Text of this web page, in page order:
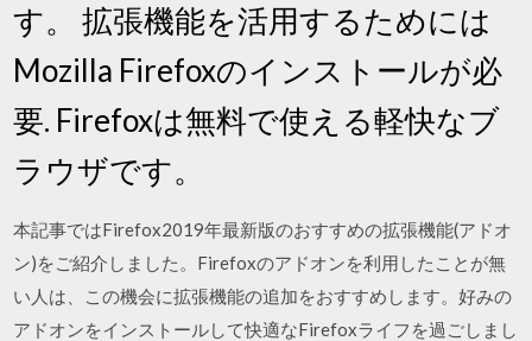
す。 拡張機能を活用するためには
Mozilla Firefoxのインストールが必
要. Firefoxは無料で使える軽快なブ
ラウザです。
本記事ではFirefox2019年最新版のおすすめの拡張機能(アドオ
ン)をご紹介しました。Firefoxのアドオンを利用したことが無
い人は、この機会に拡張機能の追加をおすすめします。好みの
アドオンをインストールして快適なFirefoxライフを過ごしまし